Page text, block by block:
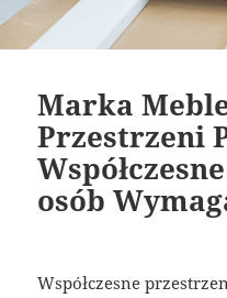
Marka
Przestrzeni
osób
Współczesne